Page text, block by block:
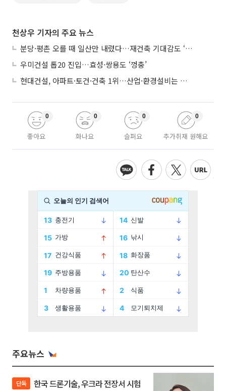
천상우 기자의 주요 뉴스
분당·평촌 오를 때 일산만 내렸다…재건축 기대감도 ‘무색’
우미건설 톱20 진입…효성·쌍용도 ‘껑충’
현대건설, 아파트·토건·건축 1위…산업·환경설비는 삼성E&A
좋아요
0
화나요
0
슬퍼요
0
추가취재 원해요
0
주요뉴스
단독